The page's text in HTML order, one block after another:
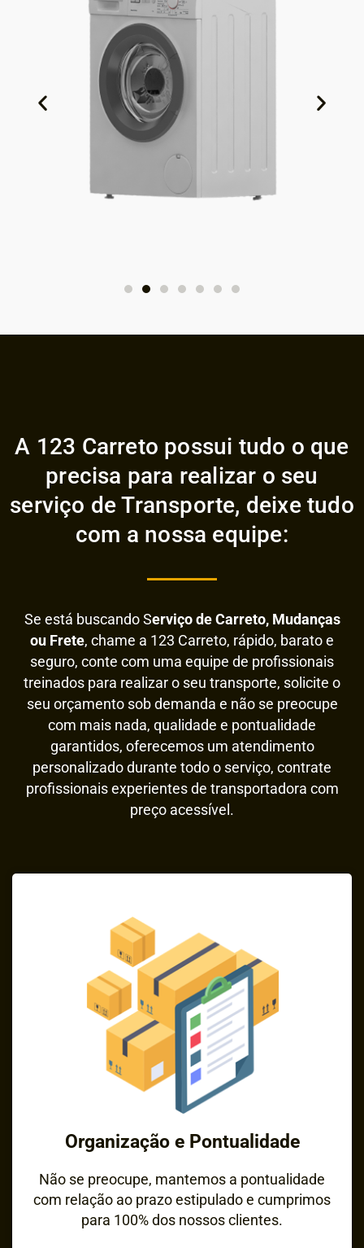
A 123 Carreto possui tudo o que
precisa para realizar o seu
serviço de Transporte, deixe tudo
com a nossa equipe:
Se está buscando Serviço de Carreto, Mudanças
ou Frete, chame a 123 Carreto, rápido, barato e
seguro, conte com uma equipe de profissionais
treinados para realizar o seu transporte, solicite o
seu orçamento sob demanda e não se preocupe
com mais nada, qualidade e pontualidade
garantidos, oferecemos um atendimento
personalizado durante todo o serviço, contrate
profissionais experientes de transportadora com
preço acessível.
Organização e Pontualidade
Não se preocupe, mantemos a pontualidade
com relação ao prazo estipulado e cumprimos
para 100% dos nossos clientes.